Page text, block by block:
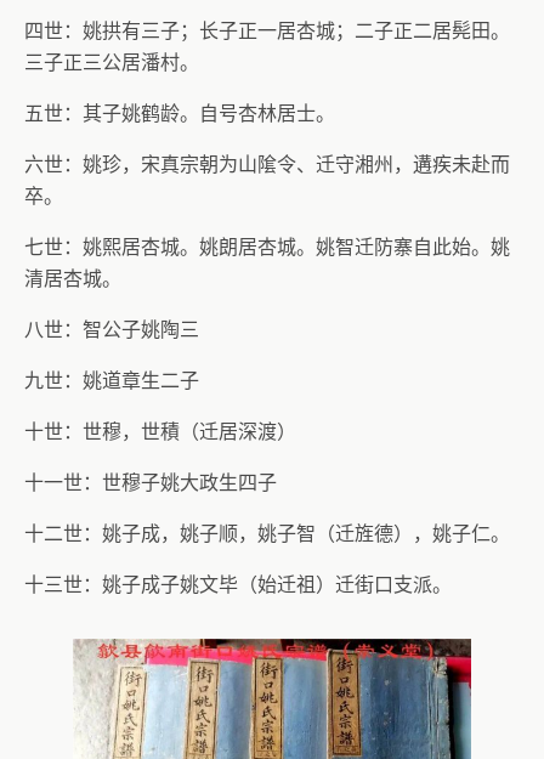
四世：姚拱有三子；长子正一居杏城；二子正二居髡田。
三子正三公居潘村。
五世：其子姚鹤龄。自号杏林居士。
六世：姚珍，宋真宗朝为山隂令、迁守湘州，遘疾未赴而
卒。
七世：姚熙居杏城。姚朗居杏城。姚智迁防寨自此始。姚
清居杏城。
八世：智公子姚陶三
九世：姚道章生二子
十世：世穆，世積（迁居深渡）
十一世：世穆子姚大政生四子
十二世：姚子成，姚子顺，姚子智（迁旌德），姚子仁。
十三世：姚子成子姚文毕（始迁祖）迁街口支派。